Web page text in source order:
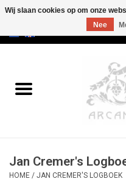
Oud & Zeldzaam
Erotica
Jan Cremer's
HOME / JAN CREMER'S LOGBOEK
Wij slaan cookies op om onze
Nee